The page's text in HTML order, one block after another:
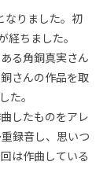
なりました。初
経ちました。
る角銅真実さん
さんの作品を取
た。
したものをアレ
録音し、思いつ
は作曲している